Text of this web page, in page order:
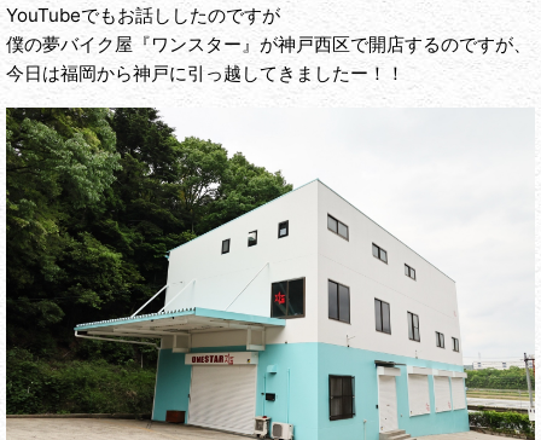
YouTubeでもお話ししたのですが
僕の夢バイク屋『ワンスター』が神戸西区で開店するのですが、
今日は福岡から神戸に引っ越してきましたー！！